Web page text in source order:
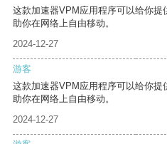
这款加速器VPM应用程序可以给你
助你在网络上自由移动。
2024-12-27
游客
这款加速器VPM应用程序可以给你
助你在网络上自由移动。
2024-12-27